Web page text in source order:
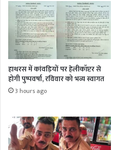
हाथरस में कांवड़ियों पर हेलीकॉप्टर से
होगी पुष्पवर्षा, रविवार को भव्य स्वागत
3 hours ago